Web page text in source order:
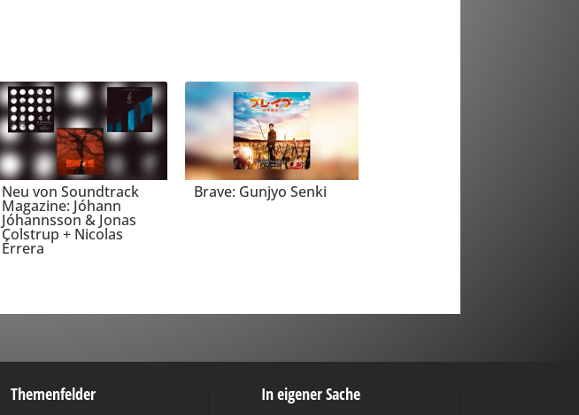
Neu von Soundtrack
Magazine: Jóhann
Jóhannsson & Jonas
Colstrup + Nicolas
Érrera
Brave: Gunjyo Senki
Themenfelder In eigener Sache